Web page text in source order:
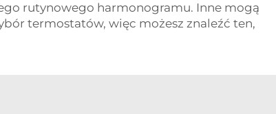
rutynowego harmonogramu. Inne mogą
termostatów, więc możesz znaleźć ten,